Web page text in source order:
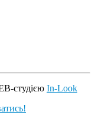
студією In-Look